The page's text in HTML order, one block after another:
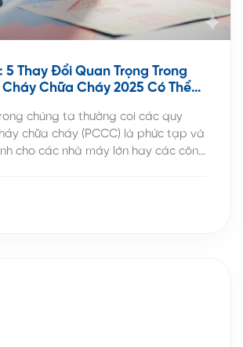
5 Thay Đổi Quan Trọng Trong
Cháy Chữa Cháy 2025 Có Thể
chúng ta thường coi các quy
chữa cháy (PCCC) là phức tạp và
cho các nhà máy lớn hay các công
không chỉ cũ mà còn có […]